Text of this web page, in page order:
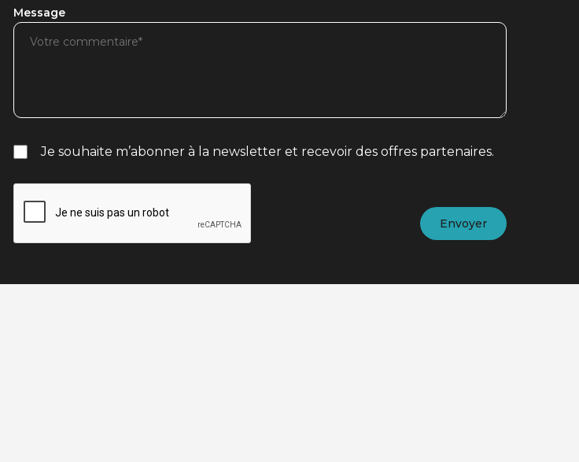
Message
Je souhaite m’abonner à la newsletter et recevoir des offres partenaires.